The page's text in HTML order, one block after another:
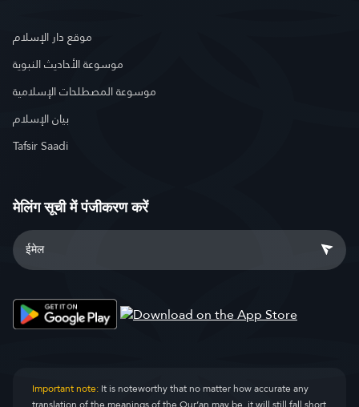
موقع دار الإسلام
موسوعة الأحاديث النبوية
موسوعة المصطلحات الإسلامية
بيان الإسلام
Tafsir Saadi
मेलिंग सूची में पंजीकरण करें
Important note:It is noteworthy that no matter how accurate any